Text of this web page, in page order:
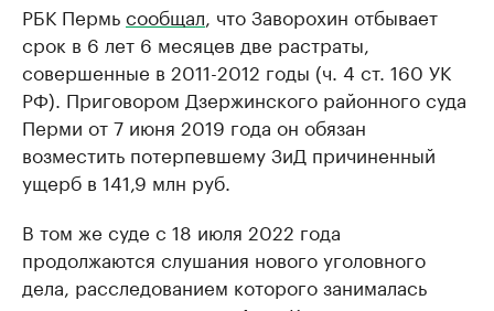
РБК Пермьсообщал , что Заворохин отбывает
срок в 6 лет 6 месяцев две растраты,
совершенные в 2011-2012 годы (ч. 4 ст. 160 УК
РФ). Приговором Дзержинского районного суда
Перми от 7 июня 2019 года он обязан
возместить потерпевшему ЗиД причиненный
ущерб в 141,9 млн руб.
В том же суде с 18 июля 2022 года
продолжаются слушания нового уголовного
дела, расследованием которого занималась